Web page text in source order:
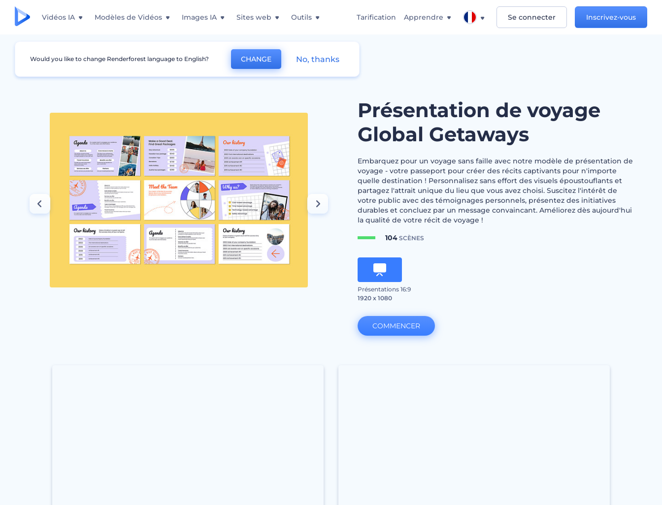
Vidéos IA Modèles de Vidéos Images IA Sites web Outils Tarification Apprendre Se connecter Inscrivez-vous
Graphismes Marketing Présentation de voyage Global Getaways
Présentation de voyage
Global Getaways
Embarquez pour un voyage sans faille avec notre modèle de présentation de
voyage - votre passeport pour créer des récits captivants pour n'importe
quelle destination ! Personnalisez sans effort des visuels époustouflants et
partagez l'attrait unique du lieu que vous avez choisi. Suscitez l'intérêt de
votre public avec des témoignages personnels, présentez des initiatives
durables et concluez par un message convaincant. Améliorez dès aujourd'hui
la qualité de votre récit de voyage !
104SCÈNES
Présentations 16:9
1920 x 1080
COMMENCER
Would you like to change Renderforest language to English? CHANGE No, thanks